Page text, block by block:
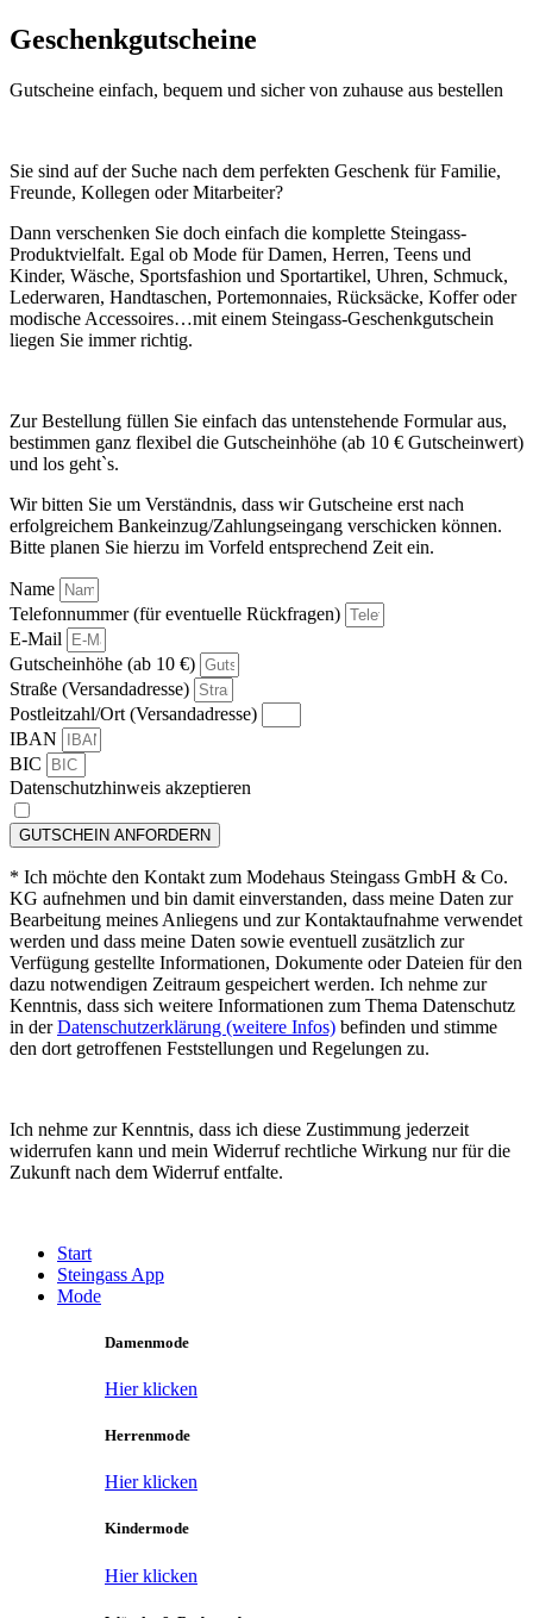
Geschenkgutscheine
Gutscheine einfach, bequem und sicher von zuhause aus bestellen
Sie sind auf der Suche nach dem perfekten Geschenk für Familie,
Freunde, Kollegen oder Mitarbeiter?
Dann verschenken Sie doch einfach die komplette Steingass-
Produktvielfalt. Egal ob Mode für Damen, Herren, Teens und
Kinder, Wäsche, Sportsfashion und Sportartikel, Uhren, Schmuck,
Lederwaren, Handtaschen, Portemonnaies, Rücksäcke, Koffer oder
modische Accessoires…mit einem Steingass-Geschenkgutschein
liegen Sie immer richtig.
Zur Bestellung füllen Sie einfach das untenstehende Formular aus,
bestimmen ganz flexibel die Gutscheinhöhe (ab 10 € Gutscheinwert)
und los geht`s.
Wir bitten Sie um Verständnis, dass wir Gutscheine erst nach
erfolgreichem Bankeinzug/Zahlungseingang verschicken können.
Bitte planen Sie hierzu im Vorfeld entsprechend Zeit ein.
Name
Telefonnummer (für eventuelle Rückfragen)
E-Mail
Gutscheinhöhe (ab 10 €)
Straße (Versandadresse)
Postleitzahl/Ort (Versandadresse)
IBAN
BIC
Datenschutzhinweis akzeptieren
GUTSCHEIN ANFORDERN
* Ich möchte den Kontakt zum Modehaus Steingass GmbH & Co.
KG aufnehmen und bin damit einverstanden, dass meine Daten zur
Bearbeitung meines Anliegens und zur Kontaktaufnahme verwendet
werden und dass meine Daten sowie eventuell zusätzlich zur
Verfügung gestellte Informationen, Dokumente oder Dateien für den
dazu notwendigen Zeitraum gespeichert werden. Ich nehme zur
Kenntnis, dass sich weitere Informationen zum Thema Datenschutz
in derDatenschutzerklärung (weitere Infos) befinden und stimme
den dort getroffenen Feststellungen und Regelungen zu.
Ich nehme zur Kenntnis, dass ich diese Zustimmung jederzeit
widerrufen kann und mein Widerruf rechtliche Wirkung nur für die
Zukunft nach dem Widerruf entfalte.
Main
Menu
Start
Steingass App
Mode
Damenmode
Hier klicken
Herrenmode
Hier klicken
Kindermode
Hier klicken